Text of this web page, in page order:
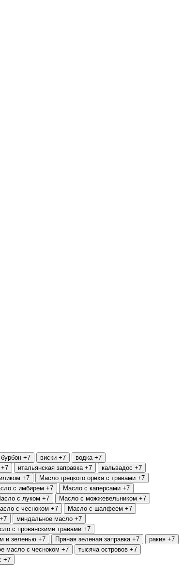
бурбон +7 виски +7 водка +7
+7 итальянская заправка +7 кальвадос +7
+7 Масло грецкого ореха с травами +7
с имбирем +7 Масло с каперсами +7
с луком +7 Масло с можжевельником +7
с чесноком +7 Масло с шалфеем +7
+7 миндальное масло +7
с прованскими травами +7
и зеленью +7 Пряная зеленая заправка +7 ракия +7
масло с чесноком +7 тысяча островов +7
+7